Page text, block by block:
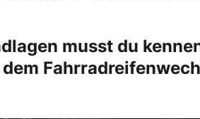
musst du